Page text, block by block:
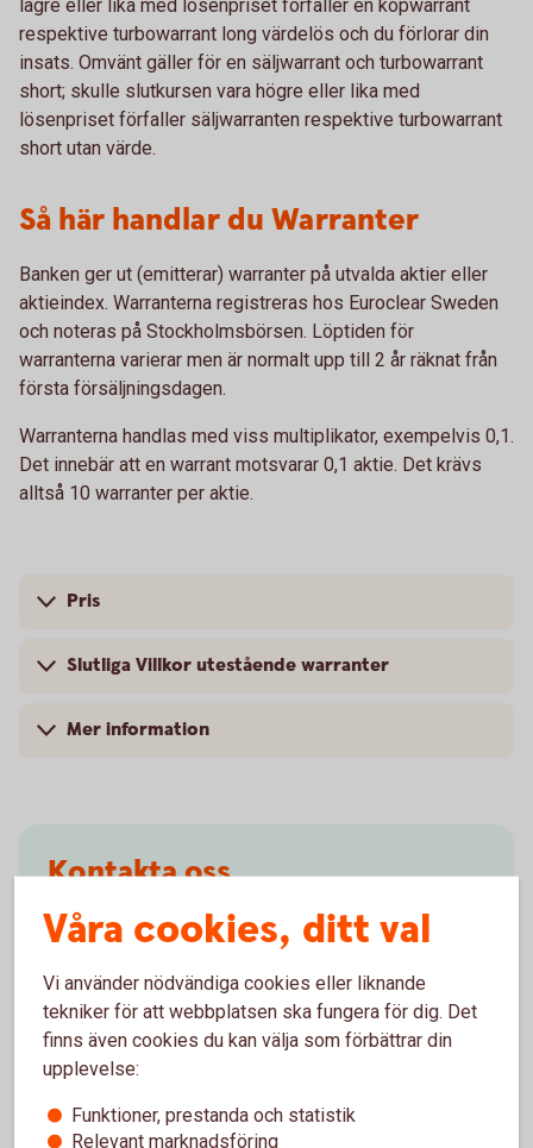
lägre eller lika med lösenpriset förfaller en köpwarrant
respektive turbowarrant long värdelös och du förlorar din
insats. Omvänt gäller för en säljwarrant och turbowarrant
short; skulle slutkursen vara högre eller lika med
lösenpriset förfaller säljwarranten respektive turbowarrant
short utan värde.
Så här handlar du Warranter
Banken ger ut (emitterar) warranter på utvalda aktier eller
aktieindex. Warranterna registreras hos Euroclear Sweden
och noteras på Stockholmsbörsen. Löptiden för
warranterna varierar men är normalt upp till 2 år räknat från
första försäljningsdagen.
Warranterna handlas med viss multiplikator, exempelvis 0,1.
Det innebär att en warrant motsvarar 0,1 aktie. Det krävs
alltså 10 warranter per aktie.
Pris
Slutliga Villkor utestående warranter
Mer information
Kontakta oss
Mejla till vårt Warrant-team
Våra cookies, ditt val
Vi använder nödvändiga cookies eller liknande
tekniker för att webbplatsen ska fungera för dig. Det
finns även cookies du kan välja som förbättrar din
upplevelse:
Funktioner, prestanda och statistik
Relevant marknadsföring